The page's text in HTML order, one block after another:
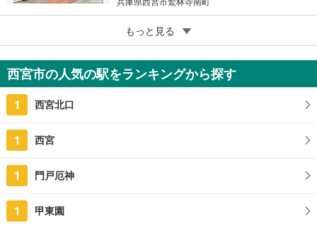
成約でもらえる
西宮市分銅町
6,990万円
91.43m 2（登記）
もっと見る
西宮市の人気の駅をランキングから探す
1 西宮北口
1 西宮
1 門戸厄神
1 甲東園